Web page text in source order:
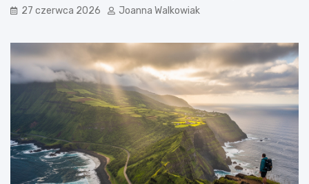
27 czerwca 2026 Joanna Walkowiak